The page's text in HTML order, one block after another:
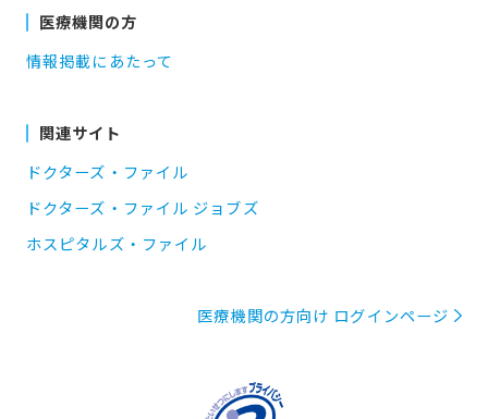
医療機関の方
情報掲載にあたって
関連サイト
ドクターズ・ファイル
ドクターズ・ファイル ジョブズ
ホスピタルズ・ファイル
医療機関の方向け ログインページ